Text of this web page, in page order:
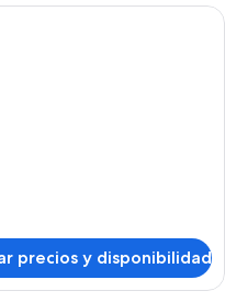
de hotel con cama, una
precios y disponibilidad